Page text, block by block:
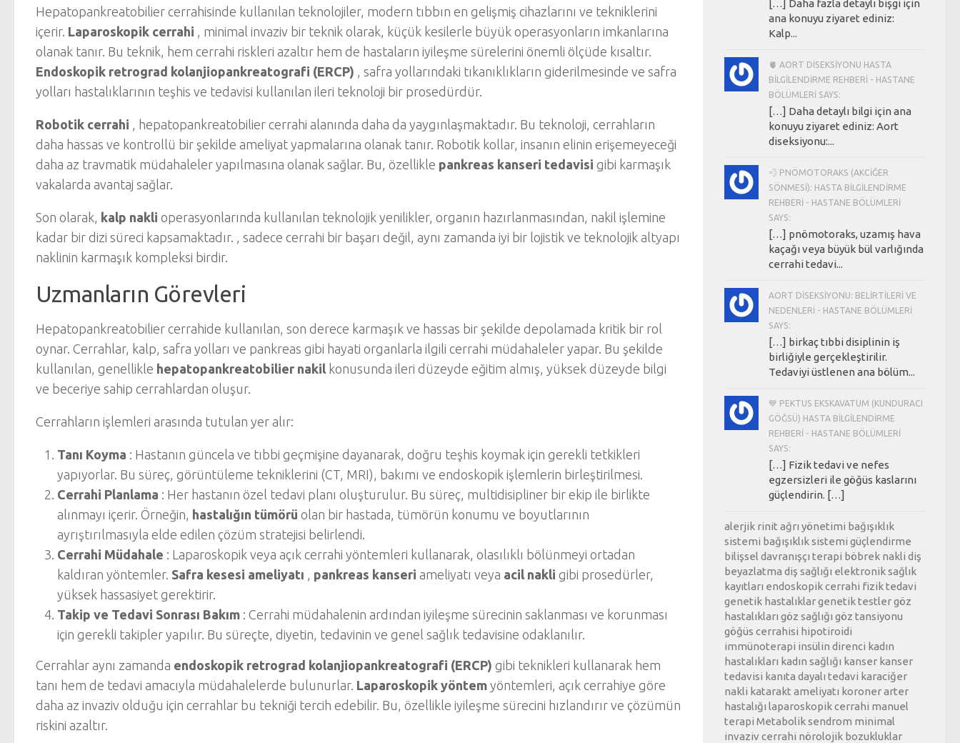
Hepatopankreatobilier cerrahisinde kullanılan teknolojiler, modern tıbbın en gelişmiş cihazlarını ve tekniklerini
içerir. Laparoskopik cerrahi , minimal invaziv bir teknik olarak, küçük kesilerle büyük operasyonların imkanlarına
olanak tanır. Bu teknik, hem cerrahi riskleri azaltır hem de hastaların iyileşme sürelerini önemli ölçüde kısaltır.
Endoskopik retrograd kolanjiopankreatografi (ERCP) , safra yollarındaki tıkanıklıkların giderilmesinde ve safra
yolları hastalıklarının teşhis ve tedavisi kullanılan ileri teknoloji bir prosedürdür.
Robotik cerrahi , hepatopankreatobilier cerrahi alanında daha da yaygınlaşmaktadır. Bu teknoloji, cerrahların
daha hassas ve kontrollü bir şekilde ameliyat yapmalarına olanak tanır. Robotik kollar, insanın elinin erişemeyeceği
daha az travmatik müdahaleler yapılmasına olanak sağlar. Bu, özellikle pankreas kanseri tedavisi gibi karmaşık
vakalarda avantaj sağlar.
Son olarak, kalp nakli operasyonlarında kullanılan teknolojik yenilikler, organın hazırlanmasından, nakil işlemine
kadar bir dizi süreci kapsamaktadır. , sadece cerrahi bir başarı değil, aynı zamanda iyi bir lojistik ve teknolojik altyapı
naklinin karmaşık kompleksi birdir.
Uzmanların Görevleri
Hepatopankreatobilier cerrahide kullanılan, son derece karmaşık ve hassas bir şekilde depolamada kritik bir rol
oynar. Cerrahlar, kalp, safra yolları ve pankreas gibi hayati organlarla ilgili cerrahi müdahaleler yapar. Bu şekilde
kullanılan, genellikle hepatopankreatobilier nakil konusunda ileri düzeyde eğitim almış, yüksek düzeyde bilgi
ve beceriye sahip cerrahlardan oluşur.
Cerrahların işlemleri arasında tutulan yer alır:
Tanı Koyma : Hastanın güncela ve tıbbi geçmişine dayanarak, doğru teşhis koymak için gerekli tetkikleri
yapıyorlar. Bu süreç, görüntüleme tekniklerini (CT, MRI), bakımı ve endoskopik işlemlerin birleştirilmesi.
Cerrahi Planlama : Her hastanın özel tedavi planı oluşturulur. Bu süreç, multidisipliner bir ekip ile birlikte
alınmayı içerir. Örneğin, hastalığın tümörü olan bir hastada, tümörün konumu ve boyutlarının
ayrıştırılmasıyla elde edilen çözüm stratejisi belirlendi.
Cerrahi Müdahale : Laparoskopik veya açık cerrahi yöntemleri kullanarak, olasılıklı bölünmeyi ortadan
kaldıran yöntemler. Safra kesesi ameliyatı , pankreas kanseri ameliyatı veya acil nakli gibi prosedürler,
yüksek hassasiyet gerektirir.
Takip ve Tedavi Sonrası Bakım : Cerrahi müdahalenin ardından iyileşme sürecinin saklanması ve korunması
için gerekli takipler yapılır. Bu süreçte, diyetin, tedavinin ve genel sağlık tedavisine odaklanılır.
Cerrahlar aynı zamanda endoskopik retrograd kolanjiopankreatografi (ERCP) gibi teknikleri kullanarak hem
tanı hem de tedavi amacıyla müdahalelerde bulunurlar. Laparoskopik yöntem yöntemleri, açık cerrahiye göre
daha az invaziv olduğu için cerrahlar bu tekniği tercih edebilir. Bu, özellikle iyileşme sürecini hızlandırır ve çözümün
riskini azaltır.
[…] Daha fazla detaylı bişgi için
ana konuyu ziyaret ediniz:
Kalp...
🫀 AORT DISEKSIYONU HASTA
BILGILENDIRME REHBERI - HASTANE
BÖLÜMLERI SAYS:
[…] Daha detaylı bilgi için ana
konuyu ziyaret ediniz: Aort
diseksiyonu:...
💨 PNÖMOTORAKS (AKCIĞER
SÖNMESI): HASTA BILGILENDIRME
REHBERI - HASTANE BÖLÜMLERI
SAYS:
[…] pnömotoraks, uzamış hava
kaçağı veya büyük bül varlığında
cerrahi tedavi...
AORT DISEKSIYONU: BELIRTILERI VE
NEDENLERI - HASTANE BÖLÜMLERI
SAYS:
[…] birkaç tıbbi disiplinin iş
birliğiyle gerçekleştirilir.
Tedaviyi üstlenen ana bölüm...
💙 PEKTUS EKSKAVATUM (KUNDURACI
GÖĞSÜ) HASTA BILGILENDIRME
REHBERI - HASTANE BÖLÜMLERI
SAYS:
[…] Fizik tedavi ve nefes
egzersizleri ile göğüs kaslarını
güçlendirin. […]
alerjik rinit ağrı yönetimi bağışıklık
sistemi bağışıklık sistemi güçlendirme
bilişsel davranışçı terapi böbrek nakli diş
beyazlatma diş sağlığı elektronik sağlık
kayıtları endoskopik cerrahi fizik tedavi
genetik hastalıklargenetik testlergöz
hastalıkları göz sağlığı göz tansiyonu
göğüs cerrahisi hipotiroidi
immünoterapi insülin direnci kadın
hastalıkları kadın sağlığı kanser kanser
tedavisi kanıta dayalı tedavi karaciğer
nakli katarakt ameliyatı koroner arter
hastalığı laparoskopik cerrahi manuel
terapi Metabolik sendrom minimal
invaziv cerrahi nörolojik bozukluklar